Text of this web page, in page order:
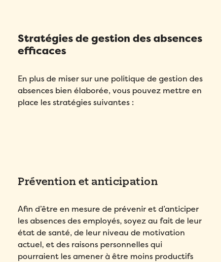
Stratégies de gestion des absences
efficaces
En plus de miser sur une politique de gestion des
absences bien élaborée, vous pouvez mettre en
place les stratégies suivantes :
Prévention et anticipation
Afin d’être en mesure de prévenir et d’anticiper
les absences des employés, soyez au fait de leur
état de santé, de leur niveau de motivation
actuel, et des raisons personnelles qui
pourraient les amener à être moins productifs